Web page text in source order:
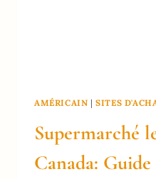
AMÉRICAIN |SITES
Supermarché
Canada: